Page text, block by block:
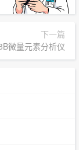
下一篇
微量元素分析仪